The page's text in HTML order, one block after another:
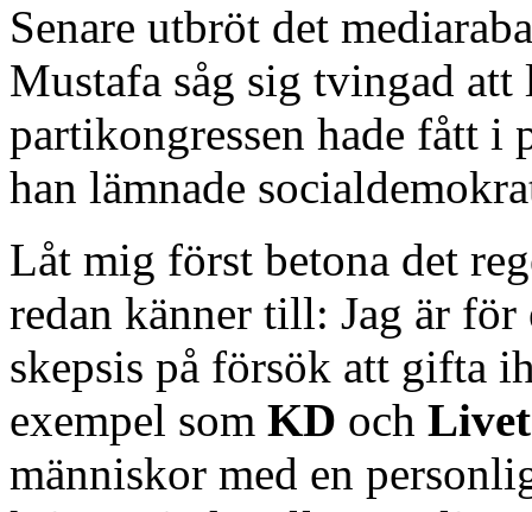
Senare utbröt det
Mustafa såg sig tvingad att
partikongressen hade fått i
han lämnade
Låt mig först betona det
redan känner till: Jag är för
skepsis på försök att gifta
exempel som KD och
människor med en